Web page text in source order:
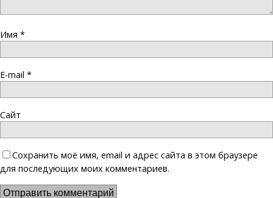
Имя *
E-mail *
Сайт
Сохранить моё имя, email и адрес сайта в этом браузере
для последующих моих комментариев.